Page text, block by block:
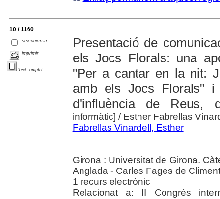
10 / 1160
seleccionar
imprimir
Text complet
Presentació de
els Jocs Florals: una
"Per a cantar en la nit:
amb els Jocs Florals"
d'influència de Reus,
informàtic] / Esther Fabrellas
Fabrellas Vinardell, Esther
Girona : Universitat de Girona.
Anglada - Carles Fages de
1 recurs electrònic
Relacionat a: II Congrés